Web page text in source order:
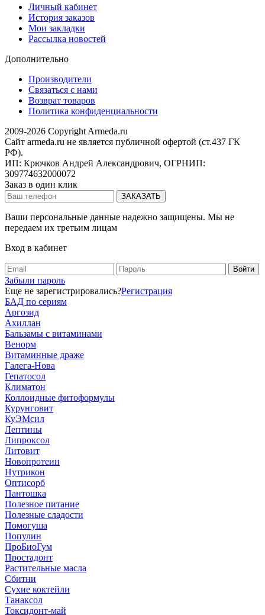
Личный кабинет
История заказов
Мои закладки
Рассылка новостей
Дополнительно
Производители
Связаться с нами
Возврат товаров
Политика конфиденциальности
2009-2026 Copyright Armeda.ru
Сайт armeda.ru не является публичной офертой (ст.437 ГК
РФ).
ИП: Крючков Андрей Александрович, ОГРНИП:
309774632000072
Заказ в один клик
Ваши персональные данные надежно защищены. Мы не
передаем их третьим лицам
Вход в кабинет
Забыли пароль
Еще не зарегистрировались?Регистрация
БАД по сериям
Аргозид
Ахиллан
Бальзамы с витаминами
Венорм
Витаминные драже
Галега-Нова
Гепатосол
Климатон
Коллоидные фитоформулы
Курунговит
КуЭМсил
Лептины
Липроксол
Литовит
Новопротеин
Нутрикон
Оптисорб
Пантошка
Полезное питание
Полезные сладости
Помогуша
Популин
ПроБиоГум
Простадонт
Растительные масла
Сбитни
Сухие коктейли
Танаксол
Токсидонт-май